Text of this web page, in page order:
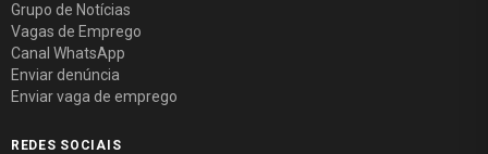
Grupo de Notícias
Vagas de Emprego
Canal WhatsApp
Enviar denúncia
Enviar vaga de emprego
REDES SOCIAIS